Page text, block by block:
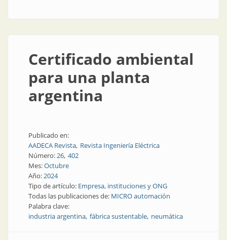
Certificado ambiental
para una planta
argentina
Publicado en:
AADECA Revista Revista Ingeniería Eléctrica
Número:26 402
Mes:Octubre
Año:2024
Tipo de artículo: Empresa, instituciones y ONG
Todas las publicaciones de: MICRO automación
Palabra clave:
industria argentina fábrica sustentable neumática